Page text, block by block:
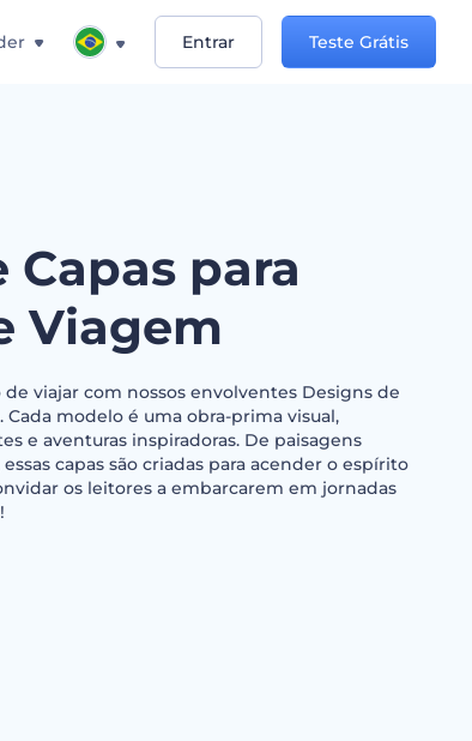
Entrar Teste Grátis
Capas para
Viagem
viajar com nossos envolventes Designs de
Cada modelo é uma obra-prima visual,
e aventuras inspiradoras. De paisagens
capas são criadas para acender o espírito
os leitores a embarcarem em jornadas